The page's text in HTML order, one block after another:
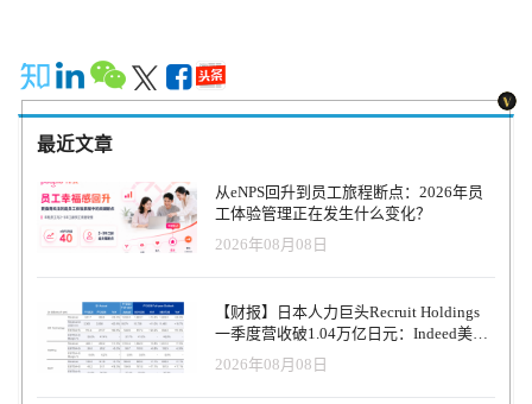
作的安全性。由尼古拉斯-法永（Nicolas Fayon）、蒂博-库隆
（Thibault Coulon）和马克西姆-布歇（Maxime Bouchet）构思和开发
的解决方案 “跳一跳”（Jump），旨在将他们的职业生涯转变为真正
实现自我价值的途径。这是数百万创业者的一个战略转折点：一个
传统工作准则受到挑战的世界。 公司的使命是重新定义工作世界。
Jump 公司拥有 2000 多家客户，为他们提供最好的社会保障（公司
医疗保险、员工储蓄等），为他们提供可靠的工具基础和受薪工作
的所有好处。如今，Jump 已成为自由职业者不可或缺的合作伙伴。
“今天，Jump 将年轻一代对自由的深切渴望与对安全和个人成就感的
基本需求结合起来。自 2021 年推出以来，我们迅速赢得了自由职业
者的青睐，成为法国的领军企业。这笔资金不仅能让我们加速发
展，还能继续开发我们的产品，以满足法国和欧洲未来创造者的需
求，"Jump 联合创始人兼首席执行官尼古拉斯-法永（Nicolas
Fayon）评论道。 这笔巨额融资将使这家年轻的法国初创企业加速发
展，并在法国和欧洲（包括英国）推广其创新模式。在当前形势
最近文章
从eNPS回升到员工旅程断点：2026年员
工体验管理正在发生什么变化？
2026年08月08日
【财报】日本人力巨头Recruit Holdings
一季度营收破1.04万亿日元：Indeed美国
收入逆势增长30%，AI招聘推动利润率升
至47.4%
2026年08月08日